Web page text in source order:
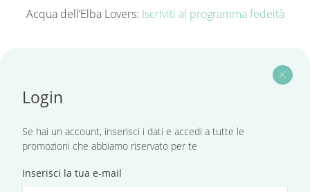
Acqua dell’Elba Lovers: Iscriviti al programma fedeltà
close
Login
Se hai un account, inserisci i dati e accedi a tutte le
promozioni che abbiamo riservato per te
Inserisci la tua e-mail